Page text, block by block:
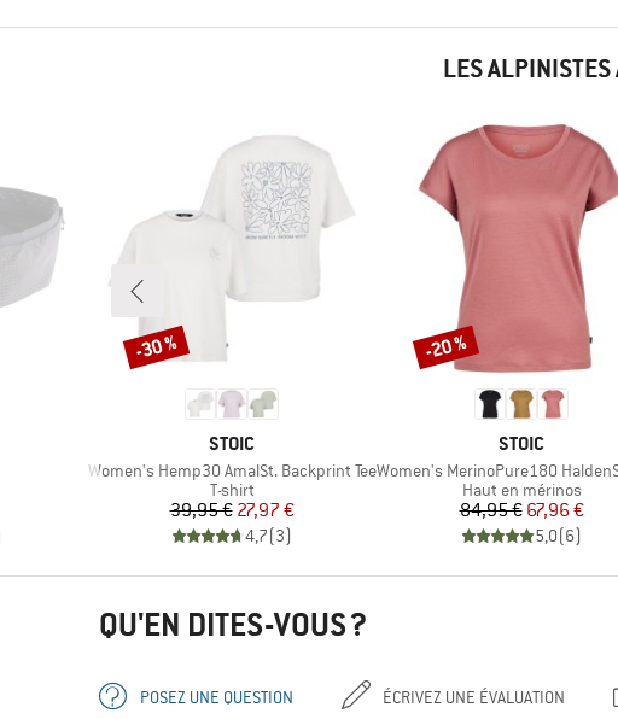
LES ALPINISTES
MARQUE
STOIC
Article
Women's Hemp30 AmalSt. Backprint Tee
Product group
T-shirt
Prix
39,95 €Prix réduit
27,97 €
4,7(3)
Remise
-30 %
MARQUE
STOIC
Article
Women's MerinoPure180 HaldenSt.
Product group
Haut en mérinos
Prix
84,95 €Prix réduit
67,96 €
5,0(6)
Remise
-20 %
QU'EN DITES-VOUS ?
POSEZ UNE QUESTION ÉCRIVEZ UNE ÉVALUATION